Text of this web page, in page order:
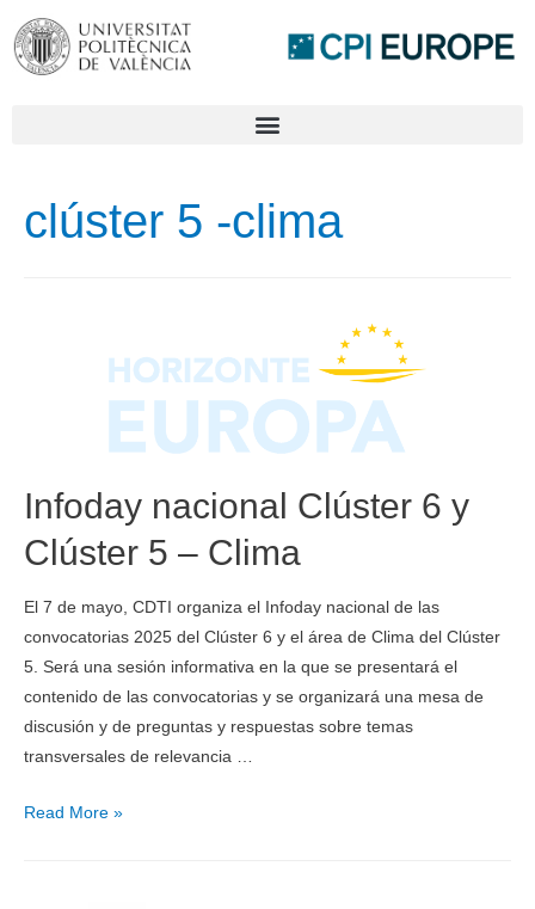
clúster 5 -clima
Infoday nacional Clúster 6 y
Clúster 5 – Clima
El 7 de mayo, CDTI organiza el Infoday nacional de las
convocatorias 2025 del Clúster 6 y el área de Clima del Clúster
5. Será una sesión informativa en la que se presentará el
contenido de las convocatorias y se organizará una mesa de
discusión y de preguntas y respuestas sobre temas
transversales de relevancia …
Read More »